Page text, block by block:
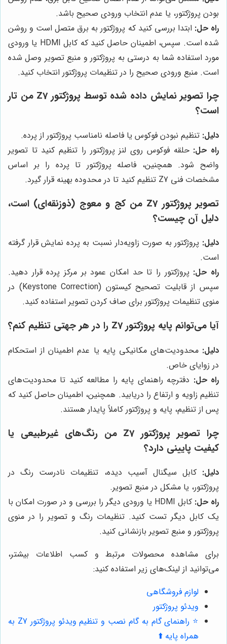
بودن پروژکتور، یا عدم انتخاب ورودی صحیح باشد.
راه حل: ابتدا بررسی کنید که پروژکتور به برق متصل است و روشن
شده است. سپس، اطمینان حاصل کنید که کابل HDMI یا ورودی
مورد استفاده شما به درستی به پروژکتور و منبع تصویر وصل شده
است. منبع ورودی صحیح را در تنظیمات پروژکتور انتخاب کنید.
چرا تصویر نمایش داده شده توسط پروژکتور Z7 من تار
است؟
دلیل: تنظیم نبودن فوکوس یا فاصله نامناسب پروژکتور از پرده.
راه حل: حلقه فوکوس روی لنز پروژکتور را تنظیم کنید تا تصویر
واضح شود. همچنین، فاصله پروژکتور تا پرده را بر اساس
مشخصات فنی Z7 تنظیم کنید تا در محدوده بهینه قرار گیرد.
تصویر پروژکتور Z7 من کج و معوج (ذوزنقه‌ای) است،
دلیل آن چیست؟
دلیل: پروژکتور به صورت زاویه‌دار نسبت به پرده نمایش قرار گرفته
است.
راه حل: پروژکتور را تا حد امکان عمود بر مرکز پرده قرار دهید.
سپس از قابلیت تصحیح کیستون (Keystone Correction) در
منوی تنظیمات پروژکتور برای صاف کردن تصویر استفاده کنید.
آیا می‌توانم پایه پروژکتور Z7 را در هر جهتی تنظیم کنم؟
دلیل: محدودیت‌های مکانیکی پایه یا عدم اطمینان از استحکام
در زوایای خاص.
راه حل: دفترچه راهنمای پایه را مطالعه کنید تا محدودیت‌های
تنظیم زاویه و ارتفاع را دریابید. همچنین، اطمینان حاصل کنید که
پس از تنظیم، پایه و پروژکتور کاملاً پایدار هستند.
چرا تصویر پروژکتور Z7 من رنگ‌های غیرطبیعی یا
کیفیت پایینی دارد؟
دلیل: کابل سیگنال آسیب دیده، تنظیمات نادرست رنگ در
پروژکتور، یا مشکل در منبع تصویر.
راه حل:
کابل HDMI یا ورودی دیگر را بررسی و در صورت امکان با
یک کابل دیگر تست کنید. تنظیمات رنگ و تصویر را در منوی
پروژکتور و منبع تصویر بازنشانی کنید.
برای مشاهده محصولات مرتبط و کسب اطلاعات بیشتر،
می‌توانید از لینک‌های زیر استفاده کنید:
لوازم فروشگاهی
ویدئو پروژکتور
⭐️ راهنمای گام به گام نصب و تنظیم ویدئو پروژکتور Z7 به
همراه پایه ⬆️